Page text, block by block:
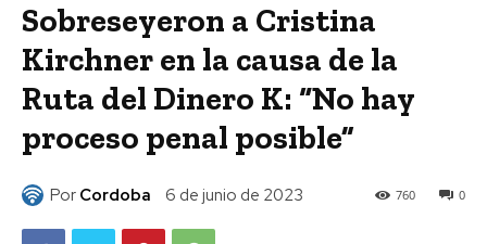
Sobreseyeron a Cristina
Kirchner en la causa de la
Ruta del Dinero K: “No hay
proceso penal posible”
Por Cordoba 6 de junio de 2023 0
760